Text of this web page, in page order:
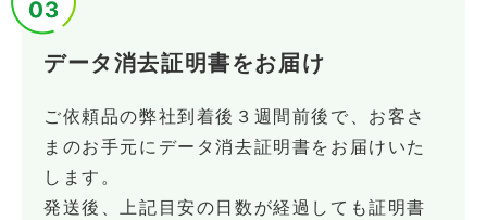
データ消去証明書をお届け
ご依頼品の弊社到着後３週間前後で、お客さ
まのお手元にデータ消去証明書をお届けいた
します。
発送後、上記目安の日数が経過しても証明書